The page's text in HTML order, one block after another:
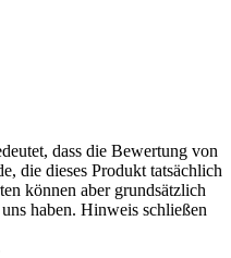
dass die Bewertung von
die dieses Produkt tatsächlich
können aber grundsätzlich
haben. Hinweis schließen